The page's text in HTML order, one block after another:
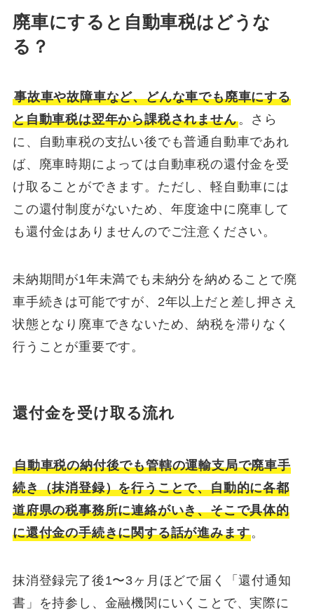
廃車にすると自動車税はどうな
る？
事故車や故障車など、どんな車でも廃車にする
と自動車税は翌年から課税されません。さら
に、自動車税の支払い後でも普通自動車であれ
ば、廃車時期によっては自動車税の還付金を受
け取ることができます。ただし、軽自動車には
この還付制度がないため、年度途中に廃車して
も還付金はありませんのでご注意ください。
未納期間が1年未満でも未納分を納めることで廃
車手続きは可能ですが、2年以上だと差し押さえ
状態となり廃車できないため、納税を滞りなく
行うことが重要です。
還付金を受け取る流れ
自動車税の納付後でも管轄の運輸支局で廃車手
続き（抹消登録）を行うことで、自動的に各都
道府県の税事務所に連絡がいき、そこで具体的
に還付金の手続きに関する話が進みます。
抹消登録完了後1〜3ヶ月ほどで届く「還付通知
書」を持参し、金融機関にいくことで、実際に